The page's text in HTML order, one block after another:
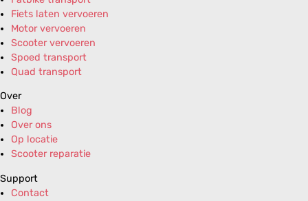
Fiets laten vervoeren
Motor vervoeren
Scooter vervoeren
Spoed transport
Quad transport
Over
Blog
Over ons
Op locatie
Scooter reparatie
Support
Contact